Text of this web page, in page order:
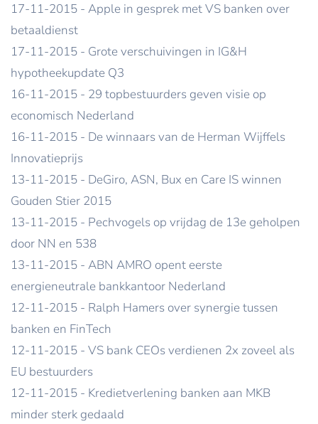
17-11-2015 - Apple in gesprek met VS banken over
betaaldienst
17-11-2015 - Grote verschuivingen in IG&H
hypotheekupdate Q3
16-11-2015 - 29 topbestuurders geven visie op
economisch Nederland
16-11-2015 - De winnaars van de Herman Wijffels
Innovatieprijs
13-11-2015 - DeGiro, ASN, Bux en Care IS winnen
Gouden Stier 2015
13-11-2015 - Pechvogels op vrijdag de 13e geholpen
door NN en 538
13-11-2015 - ABN AMRO opent eerste
energieneutrale bankkantoor Nederland
12-11-2015 - Ralph Hamers over synergie tussen
banken en FinTech
12-11-2015 - VS bank CEOs verdienen 2x zoveel als
EU bestuurders
12-11-2015 - Kredietverlening banken aan MKB
minder sterk gedaald